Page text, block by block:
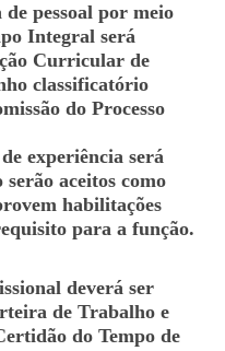
pessoal por meio
Integral será
Curricular de
classificatório
do Processo
experiência será
aceitos como
habilitações
para a função.
deverá ser
de Trabalho e
do Tempo de